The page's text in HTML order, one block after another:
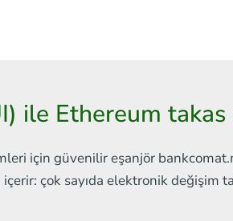
ile Ethereum
için güvenilir eşanjör
içerir: çok sayıda elektronik değişim